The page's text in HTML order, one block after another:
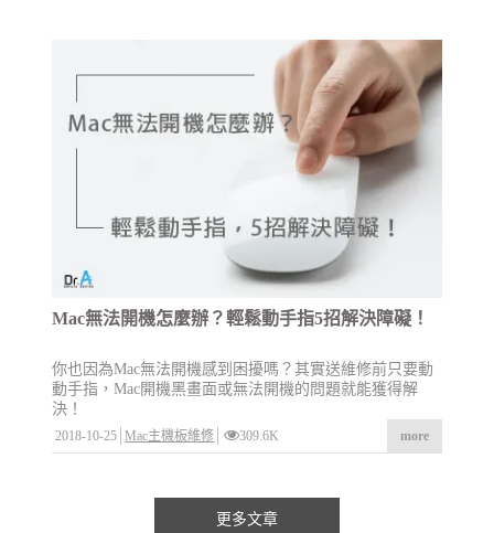
Mac無法開機怎麼辦？輕鬆動手指5招解決障礙！
你也因為Mac無法開機感到困擾嗎？其實送維修前只要動
動手指，Mac開機黑畫面或無法開機的問題就能獲得解
決！
2018-10-25 Mac主機板維修 309.6K more
更多文章